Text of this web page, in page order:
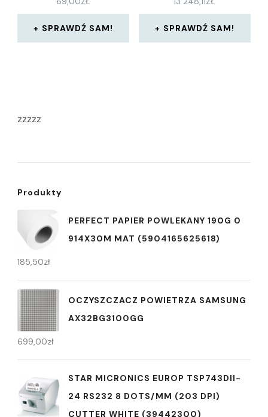
SPRAWDŹ SAM! SPRAWDŹ SAM!
zzzzz
Produkty
PERFECT PAPIER POWLEKANY 190G 0
914X30M MAT (5904165625618)
185,50zł
OCZYSZCZACZ POWIETRZA SAMSUNG
AX32BG3100GG
699,00zł
STAR MICRONICS EUROP TSP743DII-
24 RS232 8 DOTS/MM (203 DPI)
CUTTER WHITE (39442300)